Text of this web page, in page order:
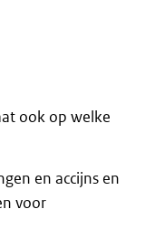
ook op welke
en accijns en
voor